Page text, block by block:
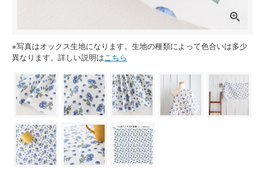
※写真はオックス生地になります。生地の種類によって色合いは多少
異なります。詳しい説明はこちら